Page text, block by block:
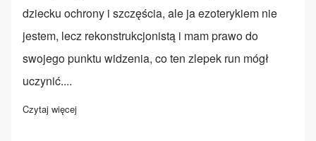
dziecku ochrony i szczęścia, ale ja ezoterykiem nie
jestem, lecz rekonstrukcjonistą i mam prawo do
swojego punktu widzenia, co ten zlepek run mógł
uczynić....
Czytaj więcej